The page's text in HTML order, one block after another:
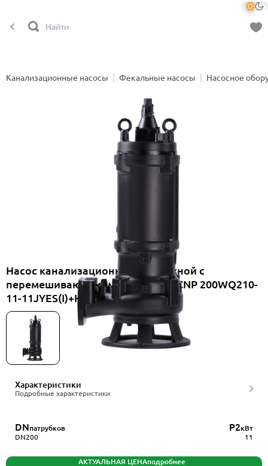
Канализационные насосы Фекальные насосы Насосное
Насос канализационный погружной с
перемешивающим механизмом CNP 200WQ210-
11-11JYES(I)+HS200WQ
Характеристики
Подробные характеристики
DNпатрубков
DN200
P2кВт
11
АКТУАЛЬНАЯ ЦЕНАподробнее